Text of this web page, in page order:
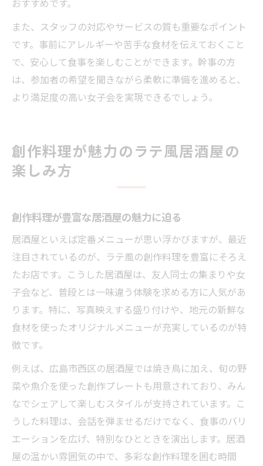
おすすめです。
また、スタッフの対応やサービスの質も重要なポイント
です。事前にアレルギーや苦手な食材を伝えておくこと
で、安心して食事を楽しむことができます。幹事の方
は、参加者の希望を聞きながら柔軟に準備を進めると、
より満足度の高い女子会を実現できるでしょう。
創作料理が魅力のラテ風居酒屋の
楽しみ方
創作料理が豊富な居酒屋の魅力に迫る
居酒屋といえば定番メニューが思い浮かびますが、最近
注目されているのが、ラテ風の創作料理を豊富にそろえ
たお店です。こうした居酒屋は、友人同士の集まりや女
子会など、普段とは一味違う体験を求める方に人気があ
ります。特に、写真映えする盛り付けや、地元の新鮮な
食材を使ったオリジナルメニューが充実しているのが特
徴です。
例えば、広島市西区の居酒屋では焼き鳥に加え、旬の野
菜や魚介を使った創作プレートも用意されており、みん
なでシェアして楽しむスタイルが支持されています。こ
うした料理は、会話を弾ませるだけでなく、食事のバリ
エーションを広げ、特別なひとときを演出します。居酒
屋の温かい雰囲気の中で、多彩な創作料理を囲む時間